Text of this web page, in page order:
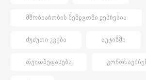
ᲛᲨᲝᲑᲘᲐᲠᲝᲑᲘᲡ ᲨᲔᲛᲓᲒᲝᲛᲘ ᲓᲔᲞᲠᲔᲡᲘᲐ
ᲫᲣᲫᲣᲗᲘ ᲙᲕᲔᲑᲐ ᲐᲣᲢᲘᲖᲛᲘ
ᲗᲕᲘᲗᲨᲔᲤᲐᲡᲔᲑᲐ